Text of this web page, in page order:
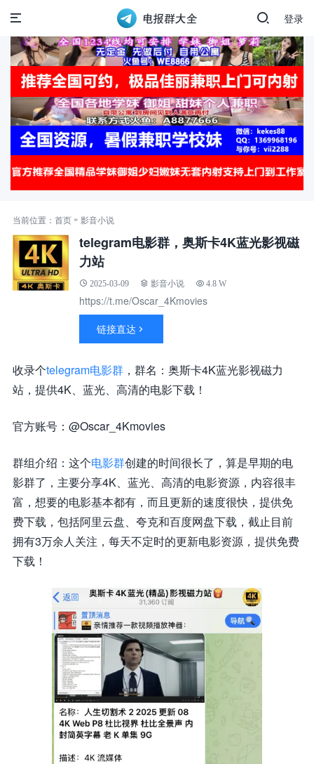
登录
当前位置： 首页 » 影音小说
telegram电影群，奥斯卡4K蓝光影视磁
力站
2025-03-09 影音小说 4.8 W
https://t.me/Oscar_4Kmovies
链接直达 
收录个telegram电影群 ，群名：奥斯卡4K蓝光影视磁力
站，提供4K、蓝光、高清的电影下载！
官方账号：@Oscar_4Kmovies
群组介绍：这个电影群创建的时间很长了，算是早期的电
影群了，主要分享4K、蓝光、高清的电影资源，内容很丰
富，想要的电影基本都有，而且更新的速度很快，提供免
费下载，包括阿里云盘、夸克和百度网盘下载，截止目前
拥有3万余人关注，每天不定时的更新电影资源，提供免费
下载！